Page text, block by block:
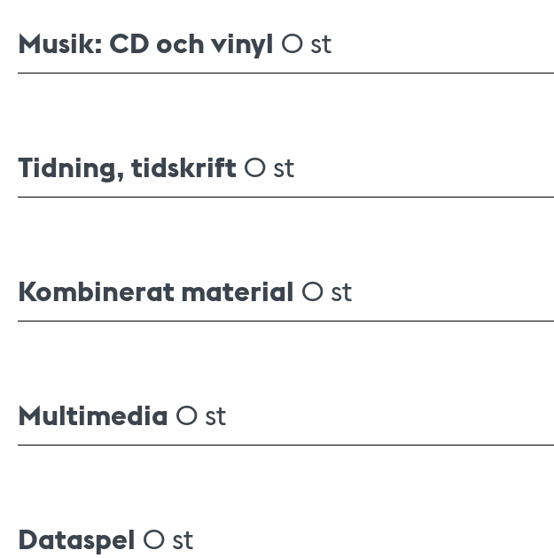
Musik: CD och vinyl 0 st
Tidning, tidskrift 0 st
Kombinerat material 0 st
Multimedia 0 st
Dataspel 0 st